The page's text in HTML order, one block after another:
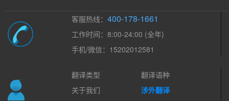
客服热线：400-178-1661
工作时间：8:00-24:00 (全年)
手机/微信：15202012581
翻译类型
翻译语种
关于我们
涉外翻译